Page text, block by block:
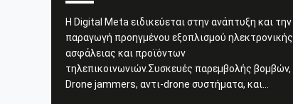
Η Digital Meta ειδικεύεται στην ανάπτυξη και την
παραγωγή προηγμένου εξοπλισμού ηλεκτρονικής
ασφάλειας και προϊόντων
τηλεπικοινωνιών.Συσκευές παρεμβολής βομβών,
Drone jammers, αντι-drone συστήματα, και